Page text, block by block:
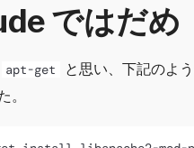
ではだめ
apt-get と思い、下記のよ
。